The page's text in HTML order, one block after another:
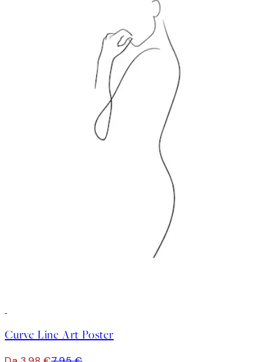
Curve Line Art Poster